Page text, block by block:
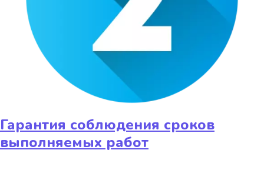
Гарантия соблюдения сроков
выполняемых работ